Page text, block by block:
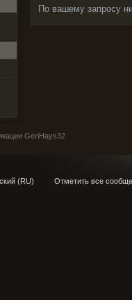
По вашему запросу
GeriHays32
(RU) Отметить все